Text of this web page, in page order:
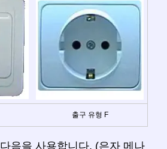
출구 유형 F
다음을 사용합니다. (은자 메나